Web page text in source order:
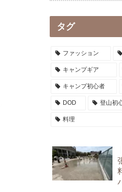
タグ
ファッション
キャンプギア
キャンプ初心者
DOD 登山初
料理